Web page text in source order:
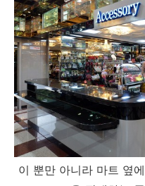
이 뿐만 아니라 마트 옆